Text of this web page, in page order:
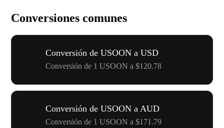
Conversiones comunes
Conversión de USOON a USD
Conversión de 1 USOON a $120.78
Conversión de USOON a AUD
Conversión de 1 USOON a $171.79